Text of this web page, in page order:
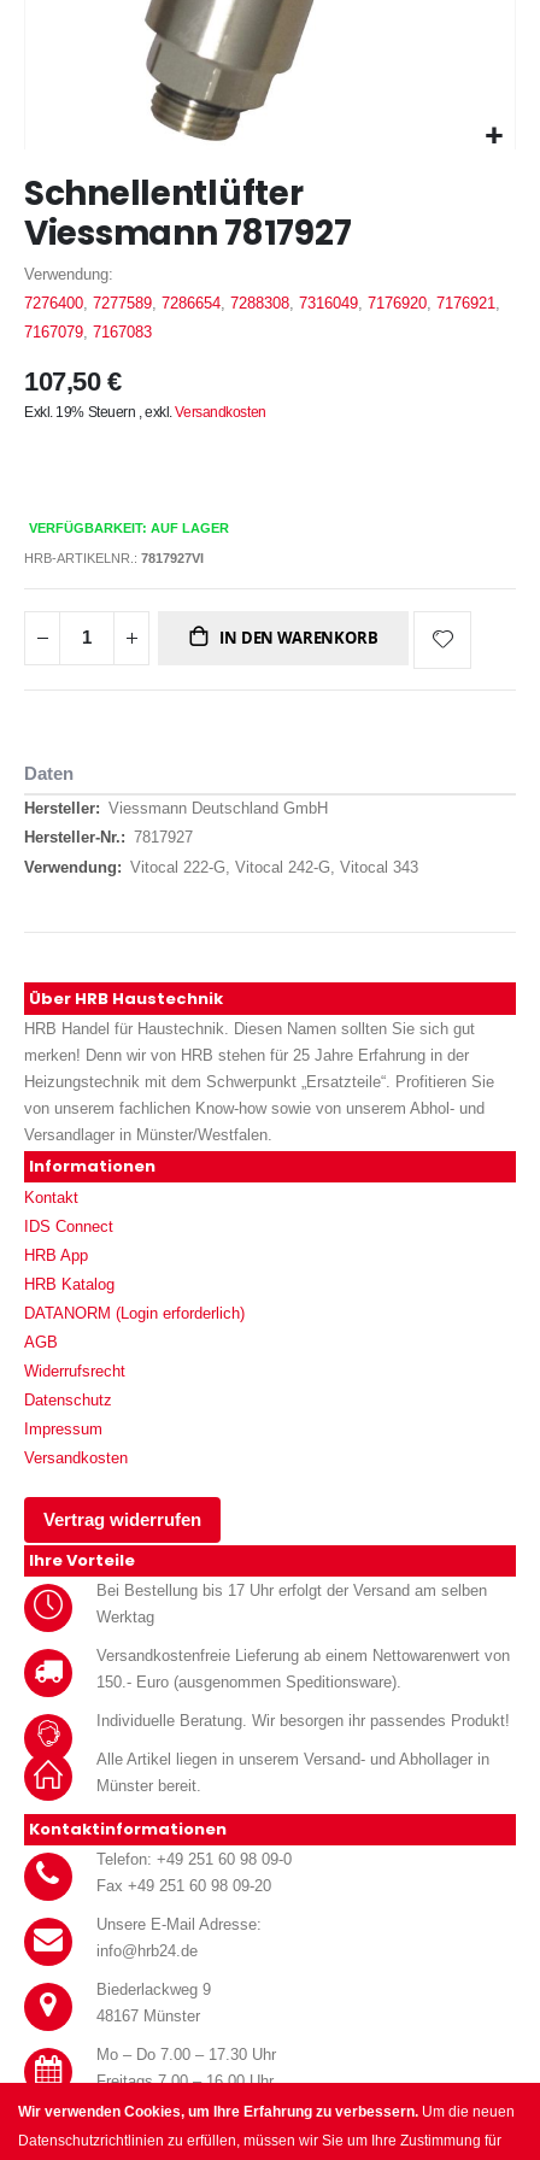
Wir verwenden Cookies, um Ihre Erfahrung zu verbessern. Um die neuen
Datenschutzrichtlinien zu erfüllen, müssen wir Sie um Ihre Zustimmung für
Anfang
Bildergalerie
Schnellentlüfter
Viessmann 7817927
Verwendung:
7276400 7277589 7286654 7288308 7316049 7176920 7176921
7167079 7167083
107,50 €
Exkl. 19% Steuern ,exkl.Versandkosten
VERFÜGBARKEIT: AUF LAGER
HRB-ARTIKELNR.: 7817927VI
IN DEN WARENKORB
Daten
Daten
Viessmann Deutschland GmbH
7817927
Vitocal 222-G, Vitocal 242-G, Vitocal 343
Über HRB Haustechnik
HRB Handel für Haustechnik. Diesen Namen sollten Sie sich gut
merken! Denn wir von HRB stehen für 25 Jahre Erfahrung in der
Heizungstechnik mit dem Schwerpunkt „Ersatzteile“. Profitieren Sie
von unserem fachlichen Know-how sowie von unserem Abhol- und
Versandlager in Münster/Westfalen.
Informationen
Kontakt
IDS Connect
HRB App
HRB Katalog
DATANORM (Login erforderlich)
AGB
Widerrufsrecht
Datenschutz
Impressum
Versandkosten
Vertrag widerrufen
Ihre Vorteile
Bei Bestellung bis 17 Uhr erfolgt der Versand am selben
Werktag
Versandkostenfreie Lieferung ab einem Nettowarenwert von
150.- Euro (ausgenommen Speditionsware).
Individuelle Beratung. Wir besorgen ihr passendes Produkt!
Alle Artikel liegen in unserem Versand- und Abhollager in
Münster bereit.
Kontaktinformationen
Telefon: +49 251 60 98 09-0
Fax +49 251 60 98 09-20
Unsere E-Mail Adresse:
info@hrb24.de
Biederlackweg 9
48167 Münster
Mo – Do 7.00 – 17.30 Uhr
Freitags 7.00 – 16.00 Uhr